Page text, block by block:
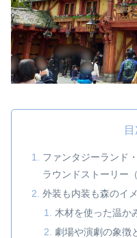
ファンタジーランド
ラウンドストーリー
外装も内装も森のイ
木材を使った温か
劇場や演劇の象徴